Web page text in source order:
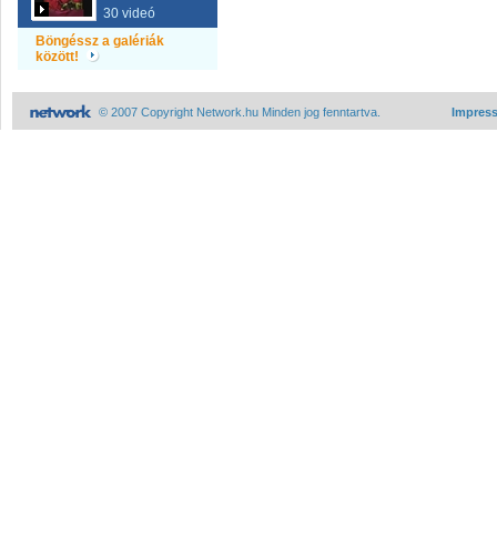
30 videó
Böngéssz a galériák
között!
© 2007 Copyright Network.hu Minden jog fenntartva.